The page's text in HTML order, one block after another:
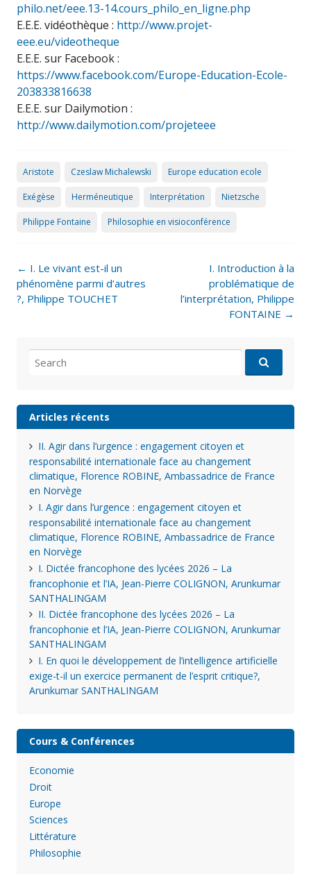
philo.net/eee.13-14.cours_philo_en_ligne.php
E.E.E. vidéothèque : http://www.projet-
eee.eu/videotheque
E.E.E. sur Facebook :
https://www.facebook.com/Europe-Education-Ecole-
203833816638
E.E.E. sur Dailymotion :
http://www.dailymotion.com/projeteee
Aristote Czeslaw Michalewski Europe education ecole
Exégèse Herméneutique Interprétation Nietzsche
Philippe Fontaine Philosophie en visioconférence
Post
navigation
← I. Le vivant est-il un
phénomène parmi d’autres
?, Philippe TOUCHET
I. Introduction à la
problématique de
l’interprétation, Philippe
FONTAINE →
for:
Articles récents
II. Agir dans l’urgence : engagement citoyen et
responsabilité internationale face au changement
climatique, Florence ROBINE, Ambassadrice de France
en Norvège
I. Agir dans l’urgence : engagement citoyen et
responsabilité internationale face au changement
climatique, Florence ROBINE, Ambassadrice de France
en Norvège
I. Dictée francophone des lycées 2026 – La
francophonie et l’IA, Jean-Pierre COLIGNON, Arunkumar
SANTHALINGAM
II. Dictée francophone des lycées 2026 – La
francophonie et l’IA, Jean-Pierre COLIGNON, Arunkumar
SANTHALINGAM
I. En quoi le développement de l’intelligence artificielle
exige-t-il un exercice permanent de l’esprit critique?,
Arunkumar SANTHALINGAM
Cours & Conférences
Economie
Droit
Europe
Sciences
Littérature
Philosophie